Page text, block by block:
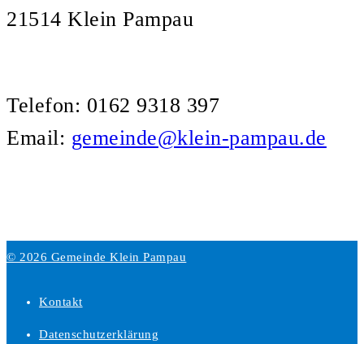
21514 Klein Pampau
Telefon: 0162 9318 397
Email: gemeinde@klein-pampau.de
© 2026 Gemeinde Klein Pampau
Kontakt
Datenschutzerklärung